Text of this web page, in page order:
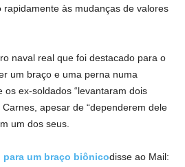
às mudanças de valores
naval real que foi destacado para o
um braço e uma perna numa
os ex-soldados “levantaram dois
apesar de “dependerem dele
um dos seus.
um braço biônicodisse ao Mail: